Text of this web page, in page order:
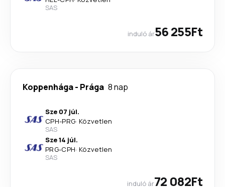
SAS
induló ár56 255Ft
Koppenhága- Prága 8 nap
Sze 07 júl.
CPH-PRG· Közvetlen
SAS
Sze 14 júl.
PRG-CPH· Közvetlen
SAS
induló ár72 082Ft